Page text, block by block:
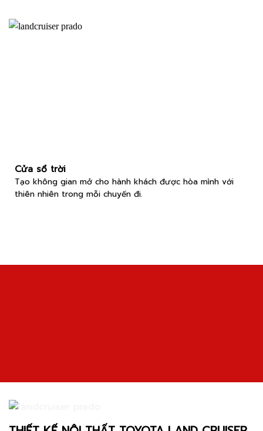
Cửa sổ trời
Tạo không gian mở cho hành khách được hòa mình với
thiên nhiên trong mỗi chuyến đi.